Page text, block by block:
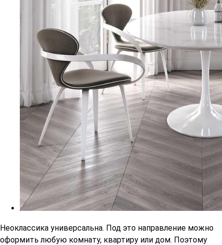
Неоклассика универсальна. Под это направление можно
оформить любую комнату, квартиру или дом. Поэтому